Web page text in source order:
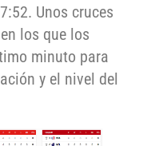
Unos cruces
los que los
minuto para
y el nivel del